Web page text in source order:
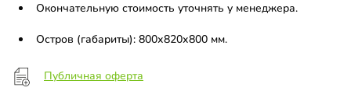
Окончательную стоимость уточнять у менеджера.
Остров (габариты): 800х820х800 мм.
Публичная оферта